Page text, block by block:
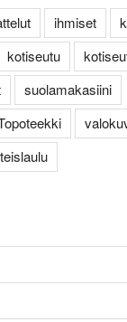
ihmiset
kotiseutu
suolamakasiini